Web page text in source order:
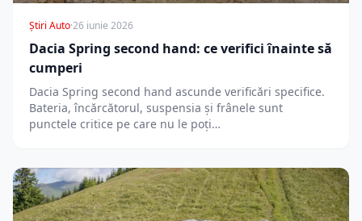
Știri Auto·26 iunie 2026
Dacia Spring second hand: ce verifici înainte să
cumperi
Dacia Spring second hand ascunde verificări specifice.
Bateria, încărcătorul, suspensia și frânele sunt
punctele critice pe care nu le poți…